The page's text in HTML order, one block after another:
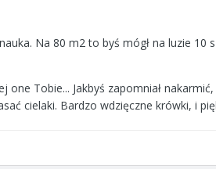
Na 80 m2 to byś mógł na luzie
one Tobie... Jakbyś zapomniał
cielaki. Bardzo wdzięczne krówki, i